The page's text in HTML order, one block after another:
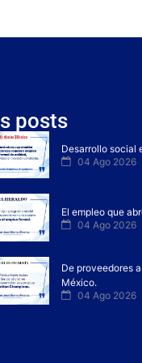
posts
Desarrollo social
04 Ago 2026
El empleo que
04 Ago 2026
De proveedores
México.
04 Ago 2026